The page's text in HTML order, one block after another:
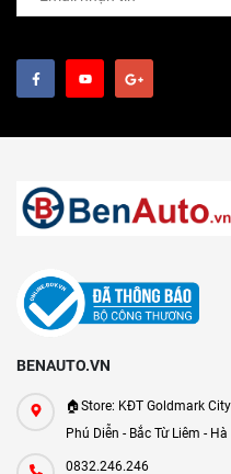
BENAUTO.VN
🏠Store: KĐT Goldmark
Phú Diễn - Bắc Từ Liêm - Hà
0832.246.246